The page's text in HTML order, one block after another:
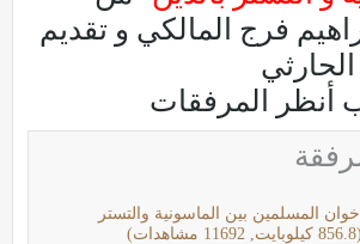
فرج المالكي و تقديم
أنظر المرفقات
المسلمين بين الماسونية والتستر
(856.8 كيلوبايت, 11692 مشاهدات)